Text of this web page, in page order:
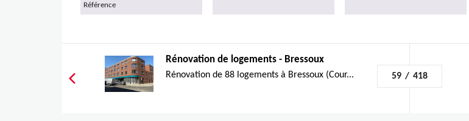
Référence
Rénovation de logements - Bressoux
Rénovation de 88 logements à Bressoux (Cour... 59 / 418